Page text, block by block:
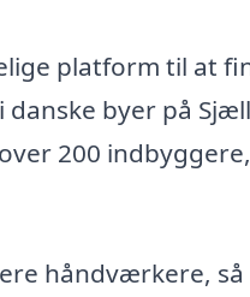
platform til at
i danske byer på
200
håndværkere,